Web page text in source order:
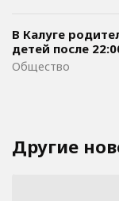
В Калуге
детей после
Общество
Другие